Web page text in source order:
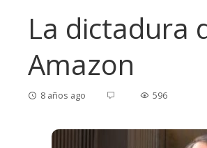
La dictadura
Amazon
8 años ago 596